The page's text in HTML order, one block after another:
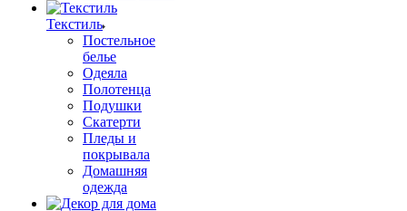
Текстиль
Постельное
белье
Одеяла
Полотенца
Подушки
Скатерти
Пледы и
покрывала
Домашняя
одежда